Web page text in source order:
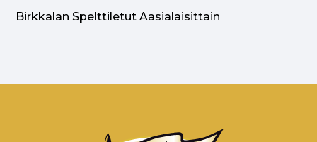
Birkkalan Spelttiletut Aasialaisittain